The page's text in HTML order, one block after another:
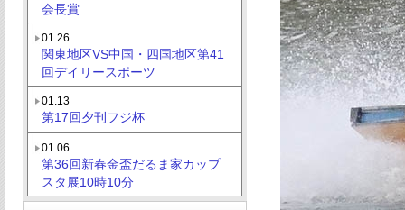
会長賞
01.26
関東地区VS中国・四国地区第41
回デイリースポーツ
01.13
第17回夕刊フジ杯
01.06
第36回新春金盃だるま家カップ
スタ展10時10分